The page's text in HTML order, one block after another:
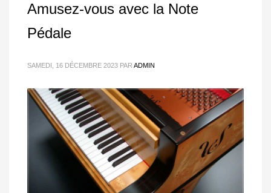
Amusez-vous avec la Note
Pédale
SAMEDI, 16 DÉCEMBRE 2023 PAR ADMIN